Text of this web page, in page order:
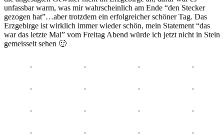
unfassbar warm, was mir wahrscheinlich am Ende “den Stecker
gezogen hat”…aber trotzdem ein erfolgreicher schöner Tag. Das
Erzgebirge ist wirklich immer wieder schön, mein Statement “das
war das letzte Mal” vom Freitag Abend würde ich jetzt nicht in Stein
gemeisselt sehen 🙂